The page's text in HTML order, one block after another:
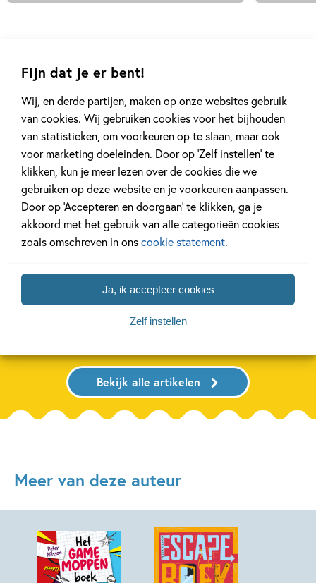
Fijn dat je er bent!
Wij, en derde partijen, maken op onze websites gebruik
van cookies. Wij gebruiken cookies voor het bijhouden
van statistieken, om voorkeuren op te slaan, maar ook
voor marketing doeleinden. Door op ‘Zelf instellen’ te
klikken, kun je meer lezen over de cookies die we
gebruiken op deze website en je voorkeuren aanpassen.
Door op ‘Accepteren en doorgaan’ te klikken, ga je
akkoord met het gebruik van alle categorieën cookies
zoals omschreven in onscookie statement.
Ja, ik accepteer cookies
Zelf instellen
Gerelateerde artikelen
Oplossing ‘De schaduwroof’
Achtergrond Kinderpanel
Bekijk alle artikelen
Meer van deze auteur